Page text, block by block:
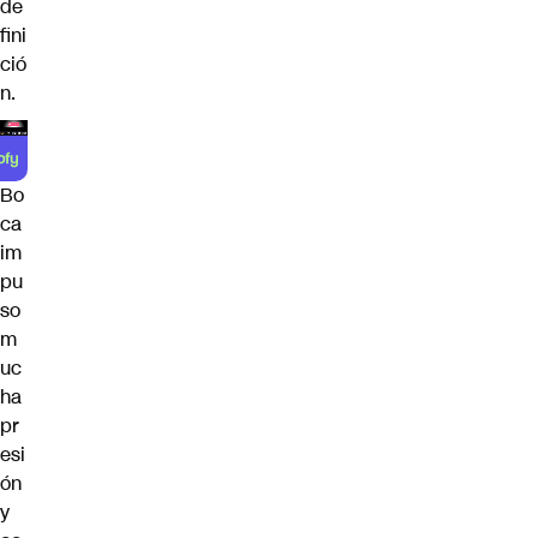
de
fini
ció
n.
Bo
ca
im
pu
so
m
uc
ha
pr
esi
ón
y